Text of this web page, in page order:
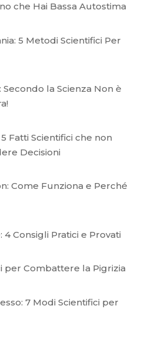
che Hai Bassa Autostima
5 Metodi Scientifici Per
Secondo la Scienza Non è
Fatti Scientifici che non
Decisioni
Come Funziona e Perché
4 Consigli Pratici e Provati
per Combattere la Pigrizia
7 Modi Scientifici per